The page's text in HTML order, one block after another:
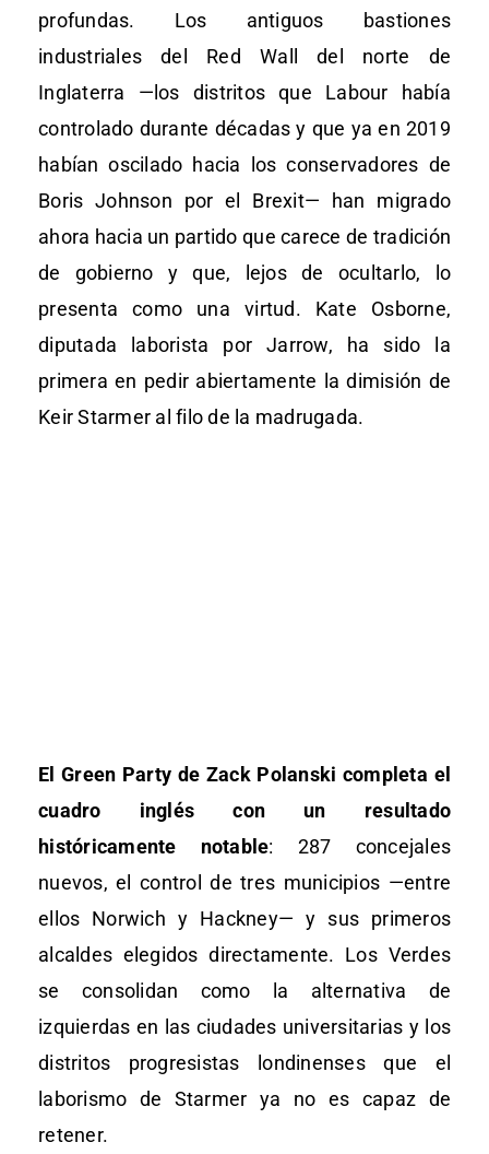
profundas. Los antiguos bastiones
industriales del Red Wall del norte de
Inglaterra —los distritos que Labour había
controlado durante décadas y que ya en 2019
habían oscilado hacia los conservadores de
Boris Johnson por el Brexit— han migrado
ahora hacia un partido que carece de tradición
de gobierno y que, lejos de ocultarlo, lo
presenta como una virtud. Kate Osborne,
diputada laborista por Jarrow, ha sido la
primera en pedir abiertamente la dimisión de
Keir Starmer al filo de la madrugada.
El Green Party de Zack Polanski completa el
cuadro inglés con un resultado
históricamente notable: 287 concejales
nuevos, el control de tres municipios —entre
ellos Norwich y Hackney— y sus primeros
alcaldes elegidos directamente. Los Verdes
se consolidan como la alternativa de
izquierdas en las ciudades universitarias y los
distritos progresistas londinenses que el
laborismo de Starmer ya no es capaz de
retener.